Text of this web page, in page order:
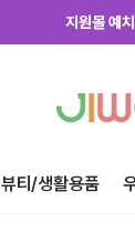
지원몰 예
하루에 한번!
뷰티/생활용품